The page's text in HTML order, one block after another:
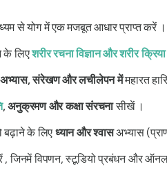
से योग में एक मजबूत आधार प्राप्त करें ।
के लिएशरीर रचना विज्ञान और शरीर क्रिया
संरेखण और लचीलेपन मेंमहारत
, अनुक्रमण और कक्षा संरचनासीखें ।
के लिए ध्यान और श्वासअभ्यास
विपणन, स्टूडियो प्रबंधन और